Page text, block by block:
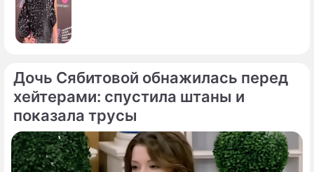
Дочь Сябитовой обнажилась перед
хейтерами: спустила штаны и
показала трусы